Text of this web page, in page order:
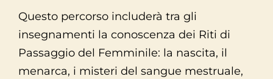
Questo percorso includerà tra gli
insegnamenti la conoscenza dei Riti di
Passaggio del Femminile: la nascita, il
menarca, i misteri del sangue mestruale,